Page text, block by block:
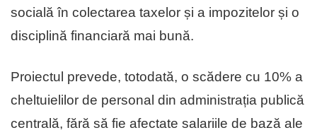
socială în colectarea taxelor și a impozitelor și o
disciplină financiară mai bună.
Proiectul prevede, totodată, o scădere cu 10% a
cheltuielilor de personal din administrația publică
centrală, fără să fie afectate salariile de bază ale